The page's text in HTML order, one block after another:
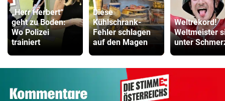
„Herr Herbert“
geht zu Boden:
Wo Polizei
trainiert
Diese
Kühlschrank-
Fehler schlagen
auf den Magen
Weltrekord!
Weltmeister
unter